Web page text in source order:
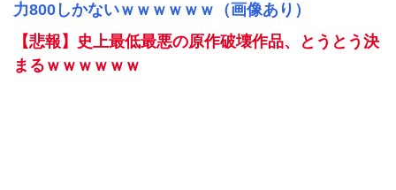
力800しかないｗｗｗｗｗｗ（画像あり）
【悲報】史上最低最悪の原作破壊作品、とうとう決
まるｗｗｗｗｗｗ